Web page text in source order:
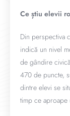
Ce știu elevii
Din perspectiva
indică un nivel
de gândire
470 de puncte,
dintre elevi se
timp ce aproape